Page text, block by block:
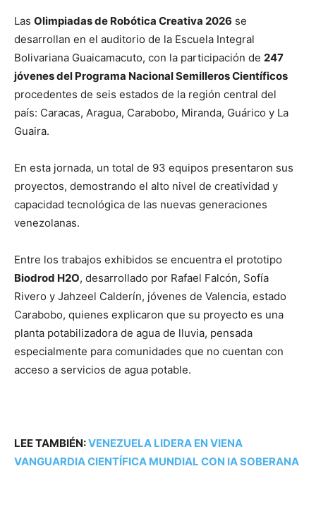
Las Olimpiadas de Robótica Creativa 2026 se
desarrollan en el auditorio de la Escuela Integral
Bolivariana Guaicamacuto, con la participación de 247
jóvenes del Programa Nacional Semilleros Científicos
procedentes de seis estados de la región central del
país: Caracas, Aragua, Carabobo, Miranda, Guárico y La
Guaira.
En esta jornada, un total de 93 equipos presentaron sus
proyectos, demostrando el alto nivel de creatividad y
capacidad tecnológica de las nuevas generaciones
venezolanas.
Entre los trabajos exhibidos se encuentra el prototipo
Biodrod H2O, desarrollado por Rafael Falcón, Sofía
Rivero y Jahzeel Calderín, jóvenes de Valencia, estado
Carabobo, quienes explicaron que su proyecto es una
planta potabilizadora de agua de lluvia, pensada
especialmente para comunidades que no cuentan con
acceso a servicios de agua potable.
LEE TAMBIÉN:VENEZUELA LIDERA EN VIENA
VANGUARDIA CIENTÍFICA MUNDIAL CON IA SOBERANA